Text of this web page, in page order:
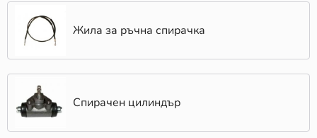
Жила за ръчна спирачка
Спирачен цилиндър